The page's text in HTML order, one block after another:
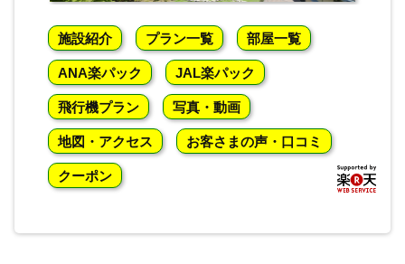
施設紹介 プラン一覧 部屋一覧
ANA楽パック JAL楽パック
飛行機プラン 写真・動画
地図・アクセス お客さまの声・口コミ
クーポン